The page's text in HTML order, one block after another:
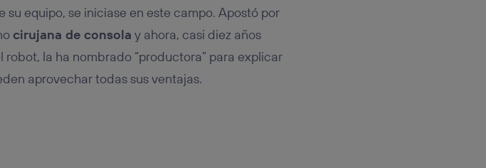
equipo, se iniciase en este campo. Apostó por
cirujana de consola y ahora, casi diez años
la ha nombrado “productora” para explicar
aprovechar todas sus ventajas.